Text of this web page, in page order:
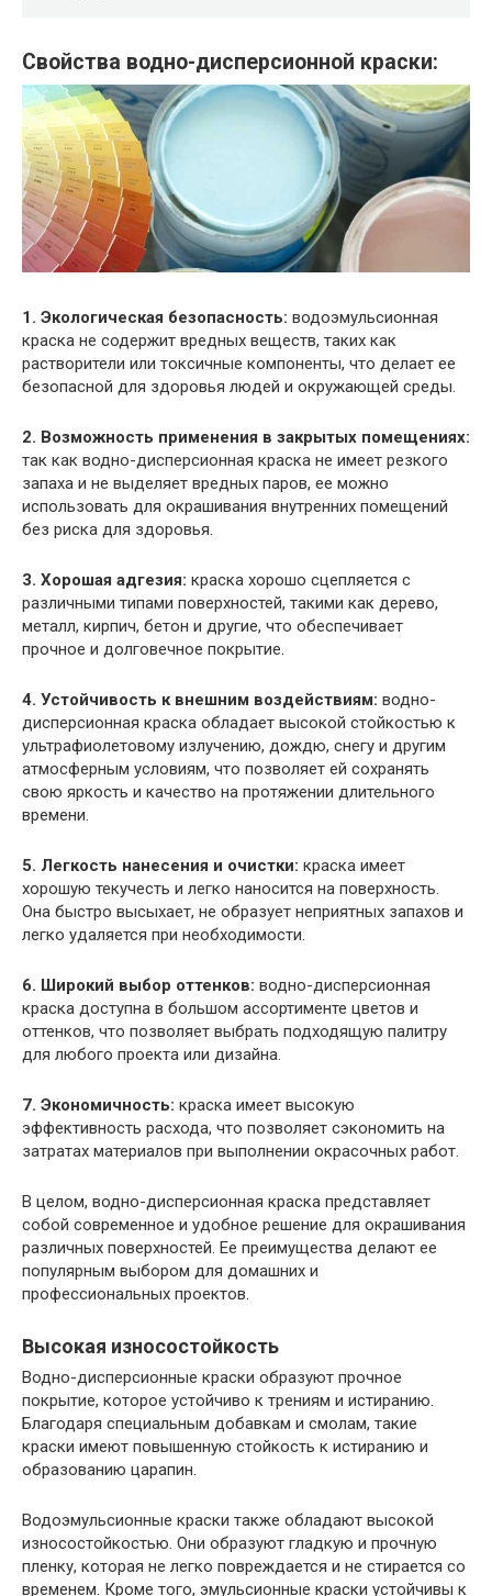
Свойства водно-дисперсионной краски:
1. Экологическая безопасность: водоэмульсионная
краска не содержит вредных веществ, таких как
растворители или токсичные компоненты, что делает ее
безопасной для здоровья людей и окружающей среды.
2. Возможность применения в закрытых помещениях:
так как водно-дисперсионная краска не имеет резкого
запаха и не выделяет вредных паров, ее можно
использовать для окрашивания внутренних помещений
без риска для здоровья.
3. Хорошая адгезия: краска хорошо сцепляется с
различными типами поверхностей, такими как дерево,
металл, кирпич, бетон и другие, что обеспечивает
прочное и долговечное покрытие.
4. Устойчивость к внешним воздействиям: водно-
дисперсионная краска обладает высокой стойкостью к
ультрафиолетовому излучению, дождю, снегу и другим
атмосферным условиям, что позволяет ей сохранять
свою яркость и качество на протяжении длительного
времени.
5. Легкость нанесения и очистки: краска имеет
хорошую текучесть и легко наносится на поверхность.
Она быстро высыхает, не образует неприятных запахов и
легко удаляется при необходимости.
6. Широкий выбор оттенков: водно-дисперсионная
краска доступна в большом ассортименте цветов и
оттенков, что позволяет выбрать подходящую палитру
для любого проекта или дизайна.
7. Экономичность: краска имеет высокую
эффективность расхода, что позволяет сэкономить на
затратах материалов при выполнении окрасочных работ.
В целом, водно-дисперсионная краска представляет
собой современное и удобное решение для окрашивания
различных поверхностей. Ее преимущества делают ее
популярным выбором для домашних и
профессиональных проектов.
Высокая износостойкость
Водно-дисперсионные краски образуют прочное
покрытие, которое устойчиво к трениям и истиранию.
Благодаря специальным добавкам и смолам, такие
краски имеют повышенную стойкость к истиранию и
образованию царапин.
Водоэмульсионные краски также обладают высокой
износостойкостью. Они образуют гладкую и прочную
пленку, которая не легко повреждается и не стирается со
временем. Кроме того, эмульсионные краски устойчивы к